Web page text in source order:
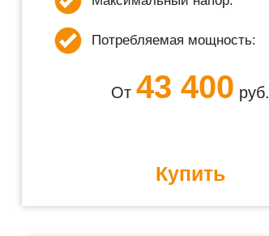
Потребляемая мощность:
От43 400 руб.
Купить